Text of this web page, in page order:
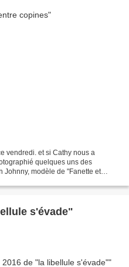
vendredi. et si Cathy nous a
quelques uns des
Johnny, modèle de "Fanette et
s'évade"